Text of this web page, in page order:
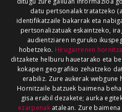
datu pertsonalak tratatzeko
identifikatzaile bakarrak eta
pertsonalizatuak eskaintzeko,
audientziaren inguruko
hobetzeko. Hirugarrenen
ditzakete helburu hauetarako eta
kokapen geografiko zehatzeko
erabiliz. Zure aukerak webgune
Hornitzaile batzuek baimena
gisa erabil dezakete; aurka
ezarpenakatalean. Zure baimena